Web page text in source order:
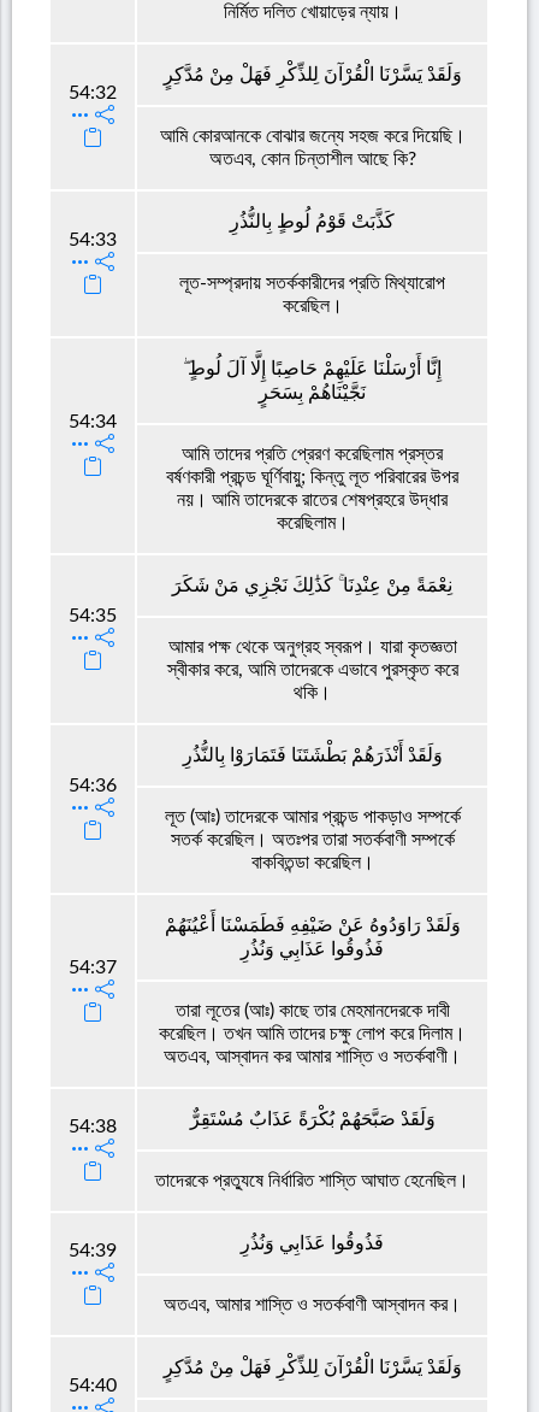
নির্মিত দলিত খোয়াড়ের ন্যায়।
54:32
وَلَقَدْ يَسَّرْنَا الْقُرْآنَ لِلذِّكْرِ فَهَلْ مِنْ مُدَّكِرٍ
আমি কোরআনকে বোঝার জন্যে সহজ করে দিয়েছি।
অতএব, কোন চিন্তাশীল আছে কি?
54:33
كَذَّبَتْ قَوْمُ لُوطٍ بِالنُّذُرِ
লূত-সম্প্রদায় সতর্ককারীদের প্রতি মিথ্যারোপ
করেছিল।
54:34
إِنَّا أَرْسَلْنَا عَلَيْهِمْ حَاصِبًا إِلَّا آلَ لُوطٍ ۖ
نَجَّيْنَاهُمْ بِسَحَرٍ
আমি তাদের প্রতি প্রেরণ করেছিলাম প্রস্তর
বর্ষণকারী প্রচন্ড ঘূর্ণিবায়ু; কিন্তু লূত পরিবারের উপর
নয়। আমি তাদেরকে রাতের শেষপ্রহরে উদ্ধার
করেছিলাম।
54:35
نِعْمَةً مِنْ عِنْدِنَا ۚ كَذَٰلِكَ نَجْزِي مَنْ شَكَرَ
আমার পক্ষ থেকে অনুগ্রহ স্বরূপ। যারা কৃতজ্ঞতা
স্বীকার করে, আমি তাদেরকে এভাবে পুরস্কৃত করে
থকি।
54:36
وَلَقَدْ أَنْذَرَهُمْ بَطْشَتَنَا فَتَمَارَوْا بِالنُّذُرِ
লূত (আঃ) তাদেরকে আমার প্রচন্ড পাকড়াও সম্পর্কে
সতর্ক করেছিল। অতঃপর তারা সতর্কবাণী সম্পর্কে
বাকবিতন্ডা করেছিল।
54:37
وَلَقَدْ رَاوَدُوهُ عَنْ ضَيْفِهِ فَطَمَسْنَا أَعْيُنَهُمْ
فَذُوقُوا عَذَابِي وَنُذُرِ
তারা লূতের (আঃ) কাছে তার মেহমানদেরকে দাবী
করেছিল। তখন আমি তাদের চক্ষু লোপ করে দিলাম।
অতএব, আস্বাদন কর আমার শাস্তি ও সতর্কবাণী।
54:38 وَلَقَدْ صَبَّحَهُمْ بُكْرَةً عَذَابٌ مُسْتَقِرٌّ
তাদেরকে প্রত্যুষে নির্ধারিত শাস্তি আঘাত হেনেছিল।
54:39 فَذُوقُوا عَذَابِي وَنُذُرِ
অতএব, আমার শাস্তি ও সতর্কবাণী আস্বাদন কর।
54:40
وَلَقَدْ يَسَّرْنَا الْقُرْآنَ لِلذِّكْرِ فَهَلْ مِنْ مُدَّكِرٍ